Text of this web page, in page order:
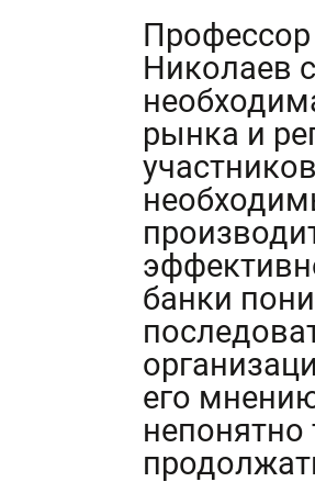
Николаев
рынка и
банки
его
непонятно